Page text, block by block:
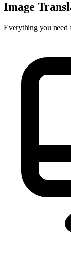
Image
Everything you need